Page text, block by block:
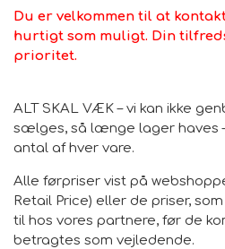
Du er velkommen til at
hurtigt som muligt. Din
prioritet.
ALT SKAL VÆK – vi kan ikke
sælges, så længe lager haves
antal af hver vare.
Alle førpriser vist på
Retail Price) eller de priser,
til hos vores partnere, før de
betragtes som vejledende.